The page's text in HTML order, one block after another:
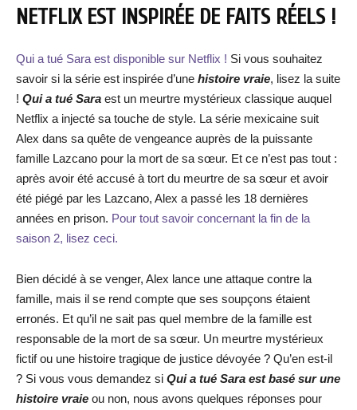
NETFLIX EST INSPIRÉE DE FAITS RÉELS !
Qui a tué Sara est disponible sur Netflix ! Si vous souhaitez
savoir si la série est inspirée d’une histoire vraie, lisez la suite
! Qui a tué Sara est un meurtre mystérieux classique auquel
Netflix a injecté sa touche de style. La série mexicaine suit
Alex dans sa quête de vengeance auprès de la puissante
famille Lazcano pour la mort de sa sœur. Et ce n’est pas tout :
après avoir été accusé à tort du meurtre de sa sœur et avoir
été piégé par les Lazcano, Alex a passé les 18 dernières
années en prison. Pour tout savoir concernant la fin de la
saison 2, lisez ceci.
Bien décidé à se venger, Alex lance une attaque contre la
famille, mais il se rend compte que ses soupçons étaient
erronés. Et qu’il ne sait pas quel membre de la famille est
responsable de la mort de sa sœur. Un meurtre mystérieux
fictif ou une histoire tragique de justice dévoyée ? Qu’en est-il
? Si vous vous demandez si Qui a tué Sara est basé sur une
histoire vraie ou non, nous avons quelques réponses pour